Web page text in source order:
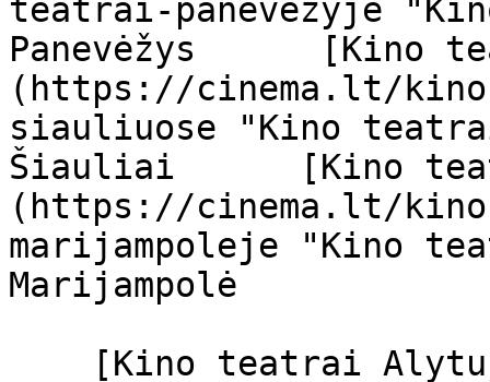
teatrai-panevezyje
Panevėžys      [Kino
(https://cinema.lt/
siauliuose "Kino
Šiauliai      [Kino
(https://cinema.lt/
marijampoleje "Kino
Marijampolė